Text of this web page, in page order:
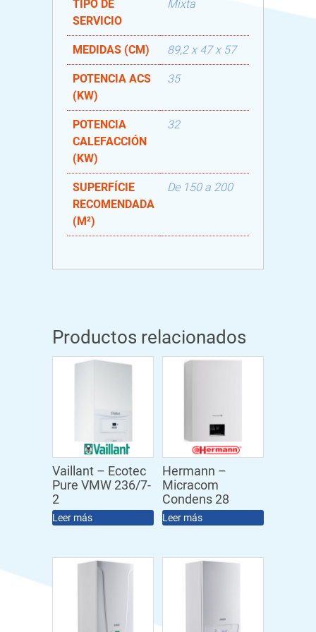
TIPO DE
SERVICIO
Mixta
MEDIDAS (CM) 89,2 x 47 x 57
POTENCIA ACS
(KW)
35
POTENCIA
CALEFACCIÓN
(KW)
32
SUPERFÍCIE
RECOMENDADA
(M²)
De 150 a 200
Productos relacionados
Vaillant – Ecotec
Pure VMW 236/7-
2
Leer más
Hermann –
Micracom
Condens 28
Leer más